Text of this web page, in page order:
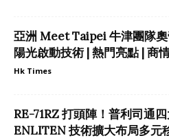
亞洲 Meet Taipei 牛津團隊
陽光啟動技術 | 熱門亮點 | 商
Hk Times
RE-71RZ 打頭陣！普利司通
ENLITEN 技術擴大布局多元